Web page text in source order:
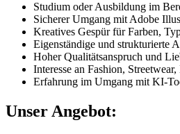
Studium oder Ausbildung im
Sicherer Umgang mit Adobe
Kreatives Gespür für Farben,
Eigenständige und strukturierte
Hoher Qualitätsanspruch und
Interesse an Fashion,
Erfahrung im Umgang mit KI-
Unser Angebot: